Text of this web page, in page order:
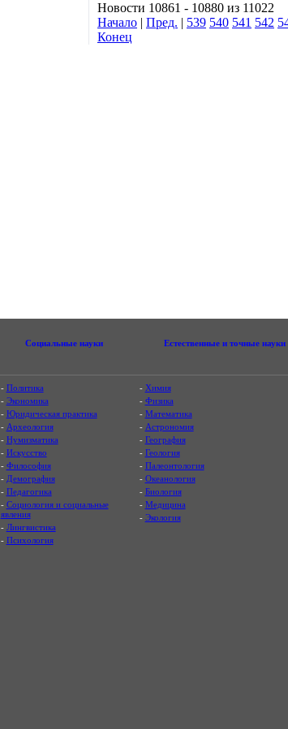
Новости 10861 - 10880 из 11022
Начало | Пред. | 539 540 541 542
Конец
Социальные науки Естественные и точные науки
- Политика
- Экономика
- Юридическая практика
- Археология
- Нумизматика
- Искусство
- Философия
- Демография
- Педагогика
- Социология и социальные
явления
- Лингвистика
- Психология
- Химия
- Физика
- Математика
- Астрономия
- География
- Геология
- Палеонтология
- Океанология
- Биология
- Медицина
- Экология